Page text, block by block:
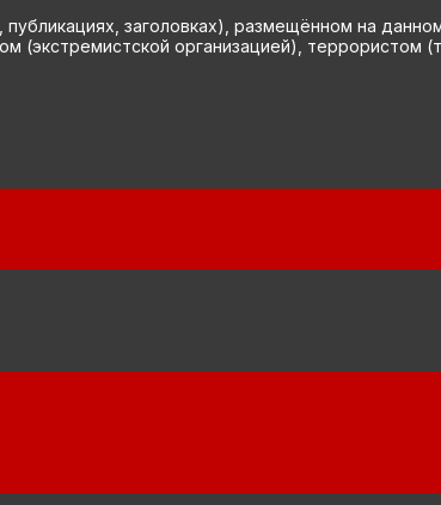
заголовках), размещённом на
(экстремистской организацией), террористом